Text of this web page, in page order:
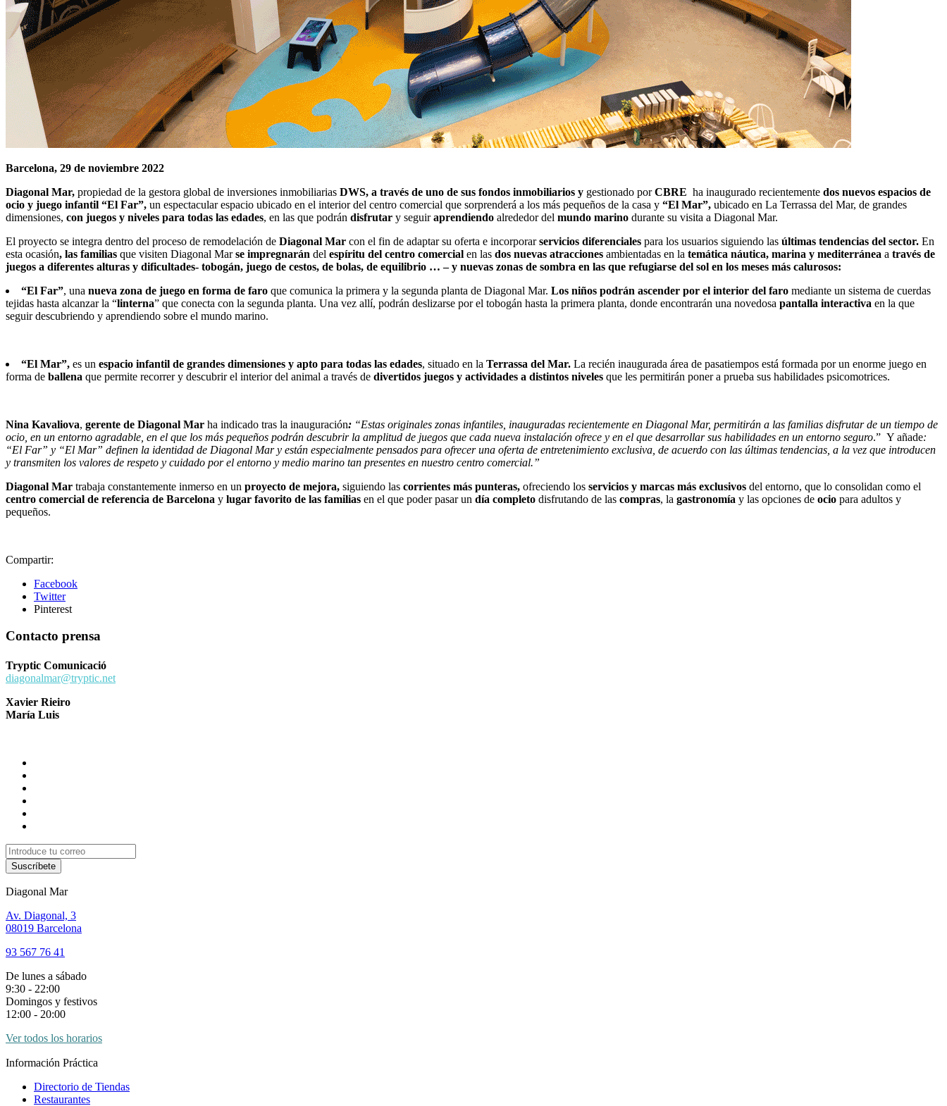
Barcelona, 29 de noviembre 2022
Diagonal Mar, propiedad de la gestora global de inversiones inmobiliarias DWS, a través de uno de sus fondos inmobiliarios y gestionado porCBRE ha inaugurado recientemente dos nuevos espacios de
ocio y juego infantil “El Far”, un espectacular espacio ubicado en el interior del centro comercial que sorprenderá a los más pequeños de la casa y “El Mar”, ubicado en La Terrassa del Mar, de grandes
dimensiones, con juegos y niveles para todas las edades, en las que podrán disfrutar y seguiraprendiendo alrededor del mundo marino durante su visita a Diagonal Mar.
El proyecto se integra dentro del proceso de remodelación de Diagonal Mar con el fin de adaptar su oferta e incorporarservicios diferenciales para los usuarios siguiendo las últimas tendencias del sector. En
esta ocasión, las familias que visiten Diagonal Marse impregnarán del espíritu del centro comercial en las dos nuevas atracciones ambientadas en la temática náutica, marina y mediterránea a través de
juegos a diferentes alturas y dificultades- tobogán, juego de cestos, de bolas, de equilibrio … – y nuevas zonas de sombra en las que refugiarse del sol en los meses más calurosos:
“El Far”, una nueva zona de juego en forma de faro que comunica la primera y la segunda planta de Diagonal Mar. Los niños podrán ascender por el interior del faro mediante un sistema de cuerdas
tejidas hasta alcanzar la “linterna” que conecta con la segunda planta. Una vez allí, podrán deslizarse por el tobogán hasta la primera planta, donde encontrarán una novedosa pantalla interactiva en la que
seguir descubriendo y aprendiendo sobre el mundo marino.
“El Mar”, es un espacio infantil de grandes dimensiones y apto para todas las edades, situado en la Terrassa del Mar. La recién inaugurada área de pasatiempos está formada por un enorme juego en
forma de ballena que permite recorrer y descubrir el interior del animal a través de divertidos juegos y actividades a distintos niveles que les permitirán poner a prueba sus habilidades psicomotrices.
Nina Kavaliova, gerente de Diagonal Mar ha indicado tras la inauguración: “Estas originales zonas infantiles, inauguradas recientemente en Diagonal Mar, permitirán a las familias disfrutar de un tiempo de
ocio, en un entorno agradable, en el que los más pequeños podrán descubrir la amplitud de juegos que cada nueva instalación ofrece y en el que desarrollar sus habilidades en un entorno seguro.” Y añade:
“El Far” y “El Mar” definen la identidad de Diagonal Mar y están especialmente pensados para ofrecer una oferta de entretenimiento exclusiva, de acuerdo con las últimas tendencias, a la vez que introducen
y transmiten los valores de respeto y cuidado por el entorno y medio marino tan presentes en nuestro centro comercial.”
Diagonal Mar trabaja constantemente inmerso en un proyecto de mejora, siguiendo las corrientes más punteras, ofreciendo los servicios y marcas más exclusivos del entorno, que lo consolidan como el
centro comercial de referencia de Barcelona y lugar favorito de las familias en el que poder pasar un día completo disfrutando de las compras, la gastronomía y las opciones de ocio para adultos y
pequeños.
Compartir:
Facebook
Twitter
Pinterest
Contacto prensa
Tryptic Comunicació
diagonalmar@tryptic.net
Xavier Rieiro
María Luis
Suscríbete
Diagonal Mar
Av. Diagonal, 3
08019 Barcelona
93 567 76 41
De lunes a sábado
9:30 - 22:00
Domingos y festivos
12:00 - 20:00
Ver todos los horarios
Información Práctica
Directorio de Tiendas
Restaurantes